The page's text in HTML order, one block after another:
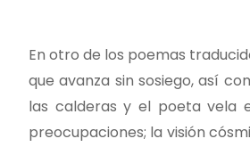
En otro de los poemas
que avanza sin sosiego, así
las calderas y el poeta vela
preocupaciones; la visión